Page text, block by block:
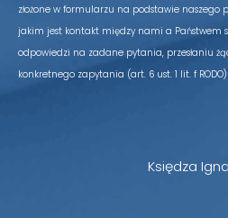
złożone w formularzu na podstawie
jakim jest kontakt między nami a Państwem
odpowiedzi na zadane pytania, przesłaniu
konkretnego zapytania (art. 6 ust. 1 lit. f RODO)
Księdza